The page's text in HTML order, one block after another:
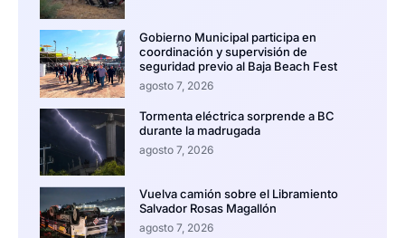
Gobierno Municipal participa en
coordinación y supervisión de
seguridad previo al Baja Beach Fest
agosto 7, 2026
Tormenta eléctrica sorprende a BC
durante la madrugada
agosto 7, 2026
Vuelva camión sobre el Libramiento
Salvador Rosas Magallón
agosto 7, 2026